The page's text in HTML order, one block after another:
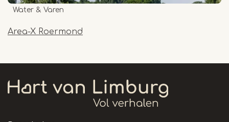
Area-X Roermond
Water & Varen